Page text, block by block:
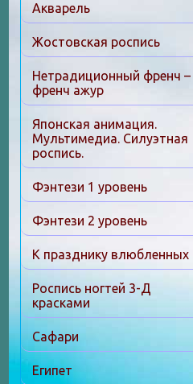
Акварель
Жостовская роспись
Нетрадиционный френч –
френч ажур
Японская анимация.
Мультимедиа. Силуэтная
роспись.
Фэнтези 1 уровень
Фэнтези 2 уровень
К празднику влюбленных
Роспись ногтей 3-Д
красками
Сафари
Египет